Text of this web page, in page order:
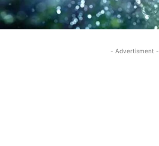
- Advertisment -